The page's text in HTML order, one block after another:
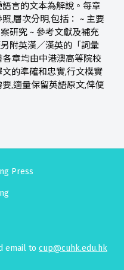
言的文本為解說。每章
,層次分明,包括： ~ 主要
研究 ~ 參考文獻及補充
附英漢／漢英的「詞彙
章均由中港澳高等院校
的準確和忠實,行文樸實
,適量保留英語原文,俾便
Press
email to cup@cuhk.edu.hk